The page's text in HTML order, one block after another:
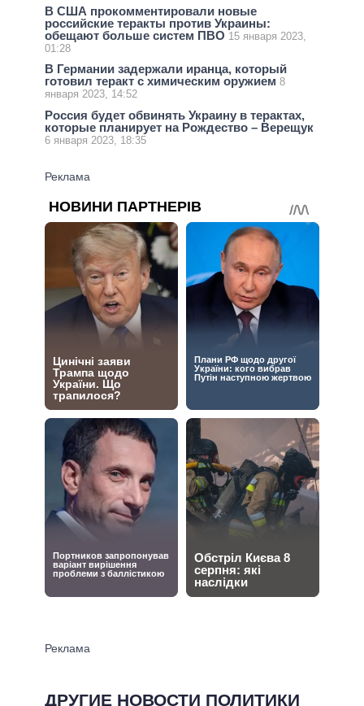
В США прокомментировали новые
российские теракты против Украины:
обещают больше систем ПВО 15 января 2023,
01:28
В Германии задержали иранца, который
готовил теракт с химическим оружием 8
января 2023, 14:52
Россия будет обвинять Украину в терактах,
которые планирует на Рождество – Верещук
6 января 2023, 18:35
ДРУГИЕ НОВОСТИ ПОЛИТИКИ